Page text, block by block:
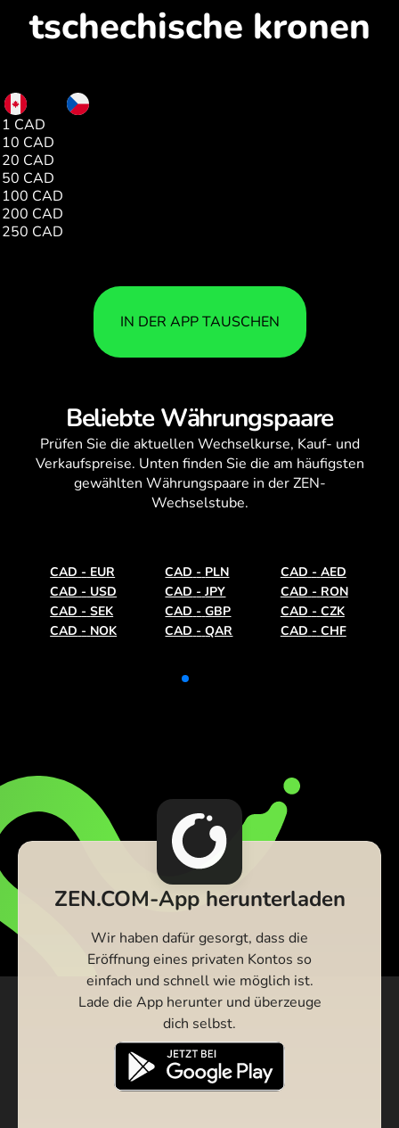
tschechische kronen
CAD
CZK
1 CAD
10 CAD
20 CAD
50 CAD
100 CAD
200 CAD
250 CAD
IN DER APP TAUSCHEN
Beliebte Währungspaare
Prüfen Sie die aktuellen Wechselkurse, Kauf- und
Verkaufspreise. Unten finden Sie die am häufigsten
gewählten Währungspaare in der ZEN-
Wechselstube.
CAD - EUR CAD - PLN CAD - AED
CAD - USD CAD - JPY CAD - RON
CAD - SEK CAD - GBP CAD - CZK
CAD - NOK CAD - QAR CAD - CHF
ZEN.COM-App herunterladen
Wir haben dafür gesorgt, dass die
Eröffnung eines privaten Kontos so
einfach und schnell wie möglich ist.
Lade die App herunter und überzeuge
dich selbst.